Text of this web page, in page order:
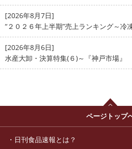
[2026年8月7日]
“２０２６年上半期”売上ランキング～冷
[2026年8月6日]
水産大卸・決算特集(６)～『神戸市場
ページトップ
日刊食品速報とは？